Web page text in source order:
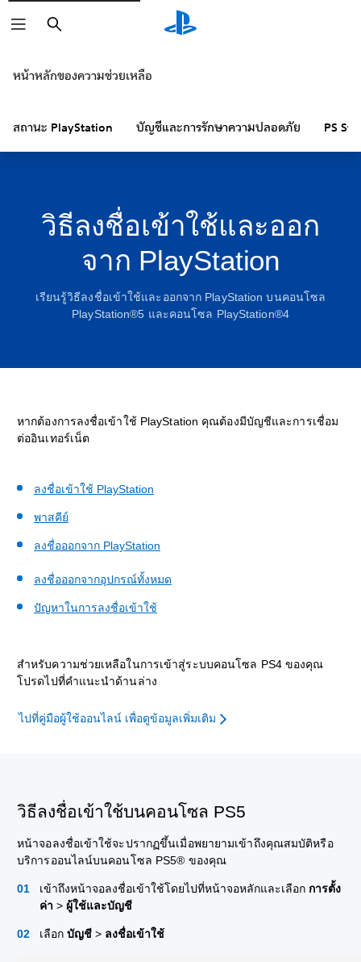
หน้าหลักของความช่วยเหลือ
สถานะ PlayStation บัญชีและการรักษาความปลอดภัย PS
วิธีลงชื่อเข้าใช้และออก
จาก PlayStation
เรียนรู้วิธีลงชื่อเข้าใช้และออกจาก PlayStation บนคอนโซล
PlayStation®5 และคอนโซล PlayStation®4
หากต้องการลงชื่อเข้าใช้ PlayStation คุณต้องมีบัญชีและการเชื่อม
ต่ออินเทอร์เน็ต
ลงชื่อเข้าใช้ PlayStation
พาสคีย์
ลงชื่อออกจาก PlayStation
ลงชื่อออกจากอุปกรณ์ทั้งหมด
ปัญหาในการลงชื่อเข้าใช้
สำหรับความช่วยเหลือในการเข้าสู่ระบบคอนโซล PS4 ของคุณ
โปรดไปที่คำแนะนำด้านล่าง
ไปที่คู่มือผู้ใช้ออนไลน์ เพื่อดูข้อมูลเพิ่มเติม
วิธีลงชื่อเข้าใช้บนคอนโซล PS5
หน้าจอลงชื่อเข้าใช้จะปรากฏขึ้นเมื่อพยายามเข้าถึงคุณสมบัติหรือ
บริการออนไลน์บนคอนโซล PS5® ของคุณ
เข้าถึงหน้าจอลงชื่อเข้าใช้โดยไปที่หน้าจอหลักและเลือก การตั้ง
ค่า > ผู้ใช้และบัญชี
เลือก บัญชี > ลงชื่อเข้าใช้